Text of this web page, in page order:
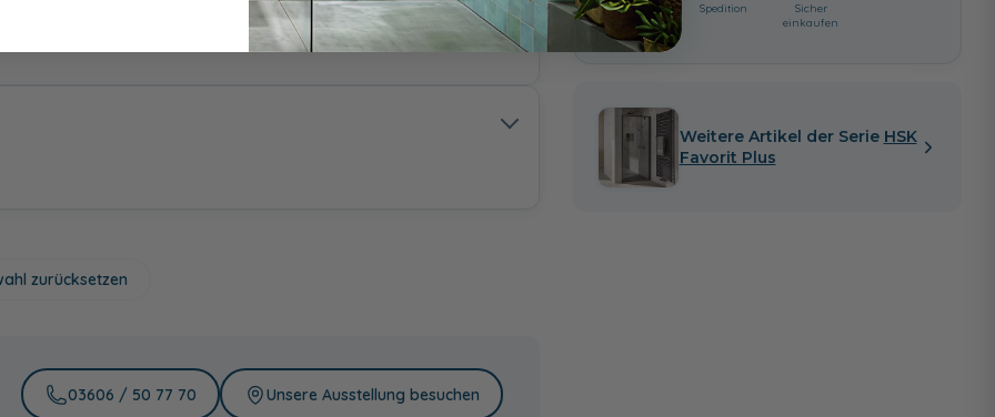
zurücksetzen
03606 / 50 77 70 Unsere Ausstellung besuchen
Lieferzeit:
ca. 2 - 3
Wochen
i
Spedition
Sicher
einkaufen
Weitere Artikel der Serie HSK
Favorit Plus